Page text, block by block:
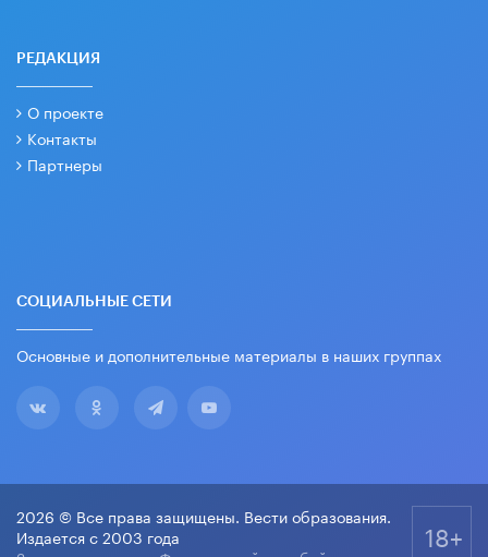
РЕДАКЦИЯ
О проекте
Контакты
Партнеры
СОЦИАЛЬНЫЕ СЕТИ
Основные и дополнительные материалы в наших группах
2026 © Все права защищены. Вести образования.
Издается с 2003 года
18+